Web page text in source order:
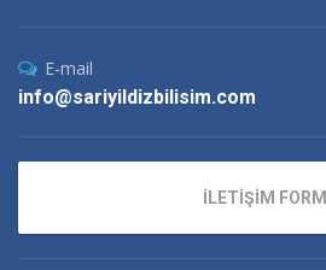
E-mail
info@sariyildizbilisim.com
İLETİŞİM